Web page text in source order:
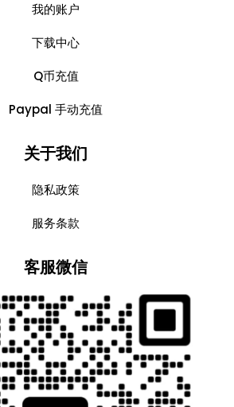
我的账户
下载中心
Q币充值
Paypal 手动充值
关于我们
隐私政策
服务条款
客服微信